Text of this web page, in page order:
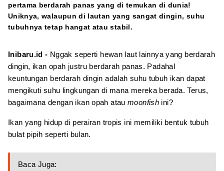
pertama berdarah panas yang di temukan di dunia!
Uniknya, walaupun di lautan yang sangat dingin, suhu
tubuhnya tetap hangat atau stabil.
Inibaru.id - Nggak seperti hewan laut lainnya yang berdarah
dingin, ikan opah justru berdarah panas. Padahal
keuntungan berdarah dingin adalah suhu tubuh ikan dapat
mengikuti suhu lingkungan di mana mereka berada. Terus,
bagaimana dengan ikan opah atau moonfish ini?
Ikan yang hidup di perairan tropis ini memiliki bentuk tubuh
bulat pipih seperti bulan.
Baca Juga: